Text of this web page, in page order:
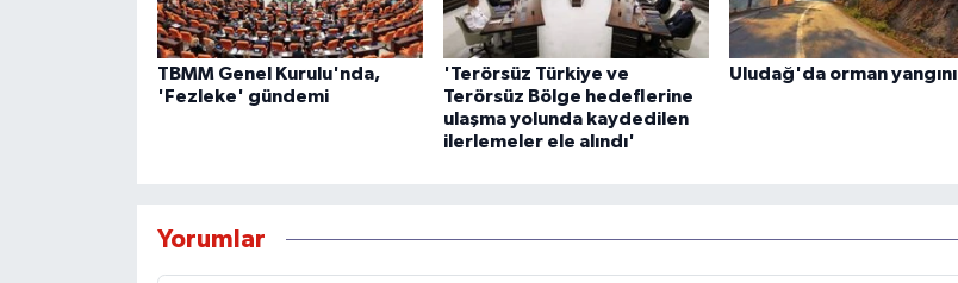
TBMM Genel Kurulu'nda,
'Fezleke' gündemi
'Terörsüz Türkiye ve
Terörsüz Bölge hedeflerine
ulaşma yolunda kaydedilen
ilerlemeler ele alındı'
Uludağ'da orman yangını
Yorumlar